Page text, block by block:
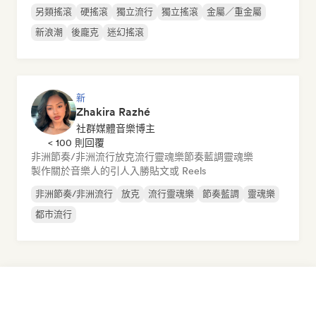
另類搖滾 硬搖滾 獨立流行 獨立搖滾
金屬／重金屬
新浪潮
後龐克 迷幻搖滾
新
Zhakira Razhé
社群媒體音樂博主
< 100 則回覆
非洲節奏/非洲流行放克流行靈魂樂節奏藍調靈魂樂
製作關於音樂人的引人入勝貼文或 Reels
非洲節奏/非洲流行 放克 流行靈魂樂 節奏藍調
靈魂樂
都市流行